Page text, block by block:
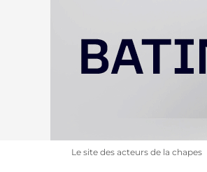
Le site des acteurs de la chapes